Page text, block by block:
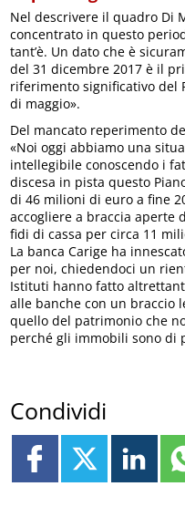
Nel descrivere il quadro Di
concentrato in questo
tant’è. Un dato che è
del 31 dicembre 2017 è il
riferimento significativo del
di maggio».
Del mancato reperimento
«Noi oggi abbiamo una
intellegibile conoscendo i
discesa in pista questo
di 46 milioni di euro a fine
accogliere a braccia aperte
fidi di cassa per circa 11
La banca Carige ha
per noi, chiedendoci un
Istituti hanno fatto
alle banche con un braccio
quello del patrimonio che
perché gli immobili sono di
Condividi